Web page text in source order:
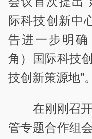
际科技创新中
告进一步明确
角）国际科技
技创新策源地”。‌‌
在刚刚召
管专题合作组